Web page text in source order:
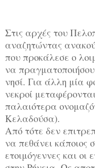
Στις αρχές του
αναζητώντας
που προκάλεσε ο
να
νησί. Για άλλη μία
νεκροί
παλαιότερα
Κελαδούσα).
Από τότε δεν
να πεθάνει κάποιος
ετοιμόγεννες και